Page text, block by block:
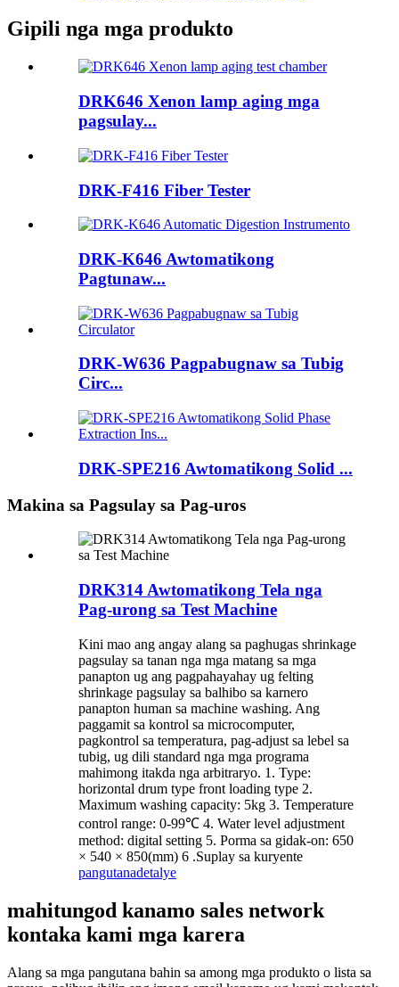
Gipili nga mga produkto
DRK646 Xenon lamp aging mga
pagsulay...
DRK-F416 Fiber Tester
DRK-K646 Awtomatikong
Pagtunaw...
DRK-W636 Pagpabugnaw sa Tubig
Circ...
DRK-SPE216 Awtomatikong Solid ...
Makina sa Pagsulay sa Pag-uros
DRK314 Awtomatikong Tela nga
Pag-urong sa Test Machine
Kini mao ang angay alang sa paghugas shrinkage
pagsulay sa tanan nga mga matang sa mga
panapton ug ang pagpahayahay ug felting
shrinkage pagsulay sa balhibo sa karnero
panapton human sa machine washing. Ang
paggamit sa kontrol sa microcomputer,
pagkontrol sa temperatura, pag-adjust sa lebel sa
tubig, ug dili standard nga mga programa
mahimong itakda nga arbitraryo. 1. Type:
horizontal drum type front loading type 2.
Maximum washing capacity: 5kg 3. Temperature
control range: 0-99℃ 4. Water level adjustment
method: digital setting 5. Porma sa gidak-on: 650
× 540 × 850(mm) 6 .Suplay sa kuryente
pangutanadetalye
mahitungod kanamo sales network
kontaka kami mga karera
Alang sa mga pangutana bahin sa among mga produkto o lista sa